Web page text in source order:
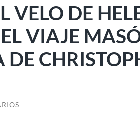
VELO DE
VIAJE
DE